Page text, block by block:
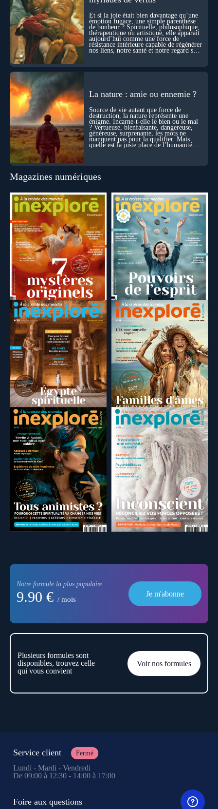
sensation étrange d’être relié à bien plus vaste que lui-même
! Sommes-nous à l’aube d’une révolution de la conscience ?
Sans doute. Mais encore faut-il accepter d’explorer ces
territoires avec lucidité, et rigueur…
Et si la joie était bien davantage qu’une
émotion fugace, une simple parenthèse
de bonheur ? Spirituelle, philosophique,
thérapeutique ou artistique, elle apparaît
aujourd’hui comme une force de
résistance intérieure capable de régénérer
nos liens, notre santé et notre regard sur
La nature : amie ou ennemie ?
Source de vie autant que force de
destruction, la nature représente une
énigme. Incarne-t-elle le bien ou le mal
? Vertueuse, bienfaisante, dangereuse,
généreuse, surprenante, les mots ne
manquent pas pour la qualifier. Mais
quelle est la juste place de l’humanité au
Magazines numériques
Notre formule la plus populaire
9.90 € / mois
Je m'abonne
Plusieurs formules sont
disponibles, trouvez celle
qui vous convient
Voir nos formules
Service client Fermé
Lundi - Mardi - Vendredi
De 09:00 à 12:30 - 14:00 à 17:00
Foire aux questions